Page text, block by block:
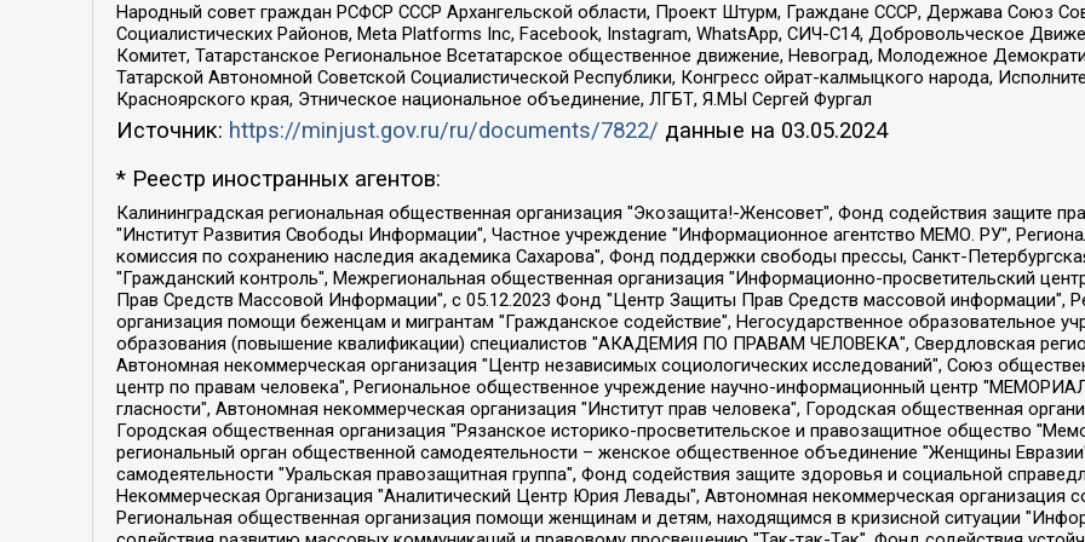
Народный совет граждан РСФСР СССР Архангельской области, Проект Штурм, Граждане СССР, Держава Союз
Социалистических Районов, Meta Platforms Inc, Facebook, Instagram, WhatsApp, СИЧ-С14, Добровольческое
Комитет, Татарстанское Региональное Всетатарское общественное движение, Невоград, Молодежное
Татарской Автономной Советской Социалистической Республики, Конгресс ойрат-калмыцкого народа,
Красноярского края, Этническое национальное объединение, ЛГБТ, Я.МЫ Сергей Фургал
Источник: https://minjust.gov.ru/ru/documents/7822/ данные на 03.05.2024
* Реестр иностранных агентов:
Калининградская региональная общественная организация "Экозащита!-Женсовет", Фонд содействия защите прав и свобод граждан "Общественный вердикт", Фонд "Институт Развития Свободы Информации", Частное учреждение "Информационное агентство МЕМО. РУ", Региональная общественная организация "Общественная комиссия по сохранению наследия академика Сахарова", Фонд поддержки свободы прессы, Санкт-Петербургская общественная правозащитная организация "Гражданский контроль", Межрегиональная общественная организация "Информационно-просветительский центр "Мемориал", Региональный Фонд "Центр Защиты Прав Средств Массовой Информации", с 05.12.2023 Фонд "Центр Защиты Прав Средств массовой информации", Региональная общественная благотворительная организация помощи беженцам и мигрантам "Гражданское содействие", Негосударственное образовательное учреждение дополнительного профессионального образования (повышение квалификации) специалистов "АКАДЕМИЯ ПО ПРАВАМ ЧЕЛОВЕКА", Свердловская региональная общественная организация "Сутяжник", Автономная некоммерческая организация "Центр независимых социологических исследований", Союз общественных объединений "Российский исследовательский центр по правам человека", Региональное общественное учреждение научно-информационный центр "МЕМОРИАЛ", Некоммерческая организация "Фонд защиты гласности", Автономная некоммерческая организация "Институт прав человека", Городская общественная организация "Екатеринбургское общество "МЕМОРИАЛ", Городская общественная организация "Рязанское историко-просветительское и правозащитное общество "Мемориал" (Рязанский Мемориал), Челябинский региональный орган общественной самодеятельности – женское общественное объединение "Женщины Евразии", Челябинский региональный орган общественной самодеятельности "Уральская правозащитная группа", Фонд содействия защите здоровья и социальной справедливости имени Андрея Рылькова, Автономная Некоммерческая Организация "Аналитический Центр Юрия Левады", Автономная некоммерческая организация социальной поддержки населения "Проект Апрель", Региональная общественная организация помощи женщинам и детям, находящимся в кризисной ситуации "Информационно-методический центр "Анна", Фонд содействия развитию массовых коммуникаций и правовому просвещению "Так-так-Так", Фонд содействия устойчивому развитию "Серебряная тайга", Свердловский региональный общественный фонд социальных проектов "Новое время", "Idel.Реалии", Кавказ.Реалии, Крым.Реалии, Телеканал Настоящее Время, Татаро-башкирская служба Радио Свобода (Azatliq Radiosi), Радио Свободная Европа/Радио Свобода (PCE/PC), "Сибирь.Реалии", "Фактограф", Благотворительный фонд помощи осужденным и их семьям, Автономная некоммерческая организация "Институт глобализации и социальных движений", Фонд "В защиту прав заключенных", Частное учреждение "Центр поддержки и содействия развитию средств массовой информации", Пензенский региональный общественный благотворительный фонд "Гражданский союз", "Север.Реалии", Некоммерческая организация Фонд "Правовая инициатива", Общество с ограниченной ответственностью "Радио Свободная Европа/Радио Свобода", Чешское информационное агентство "MEDIUM-ORIENT", Красноярская региональная общественная организация "Мы против СПИДа", Камалягин Денис Николаевич, Маркелов Сергей Евгеньевич, Пономарев Лев Александрович, Савицкая Людмила Алексеевна, Автономная некоммерческая организация "Центр по работе с проблемой насилия "НАСИЛИЮ.НЕТ", Межрегиональный профессиональный союз работников здравоохранения "Альянс врачей", Юридическое лицо, зарегистрированное в Латвийской Республике, SIA "Medusa Project" (регистрационный номер 40103797863, дата регистрации 10.06.2014), Некоммерческая организация "Фонд по борьбе с коррупцией", Автономная некоммерческая организация "Институт права и публичной политики", Баданин Роман Сергеевич, Гликин Максим Александрович, Железнова Мария Михайловна, Лукьянова Юлия Сергеевна, Маетная Елизавета Витальевна, Маняхин Петр Борисович, Чуракова Ольга Владимировна, Ярош Юлия Петровна, Юридическое лицо "The Insider SIA", зарегистрированное в Риге, Латвийская Республика (дата регистрации 26.06.2015), являющееся администратором доменного имени интернет-издания "The Insider SIA", https://theins.ru, Постернак Алексей Евгеньевич, Рубин Михаил Аркадьевич, Анин Роман Александрович, Юридическое лицо Istories fonds, зарегистрированное в Латвийской Республике (регистрационный номер 50008295751, дата регистрации 24.02.2020), Великовский Дмитрий Александрович, Долинина Ирина Николаевна, Мароховская Алеся Алексеевна, Шлейнов Роман Юрьевич, Шмагун Олеся Валентиновна, Общество с ограниченной ответственностью "Альтаир 2021", Общество с ограниченной ответственностью "Вега 2021", Общество с ограниченной ответственностью "Главный редактор 2021", Общество с ограниченной ответственностью "Ромашки монолит", Важенков Артем Валерьевич, Ивановская областная общественная организация "Центр гендерных исследований", Гурман Юрий Альбертович, Медиапроект "ОВД-Инфо", Егоров Владимир Владимирович, Жилинский Владимир Александрович, Общество с ограниченной ответственностью "ЗП", Иванова София Юрьевна, Карезина Инна Павловна, Кильтау Екатерина Викторовна, Петров Алексей Викторович, Пискунов Сергей Евгеньевич, Смирнов Сергей Сергеевич, Тихонов Михаил Сергеевич, Общество с ограниченной ответственностью "ЖУРНАЛИСТ-ИНОСТРАННЫЙ АГЕНТ", Арапова Галина Юрьевна, Вольтская Татьяна Анатольевна, Американская компания "Mason G.E.S. Anonymous Foundation" (США), являющаяся владельцем интернет-издания https://mnews.world/, Компания "Stichting Bellingcat", зарегистрированная в Нидерландах (дата регистрации 11.07.2018), Захаров Андрей Вячеславович, Клепиковская Екатерина Дмитриевна, Общество с ограниченной ответственностью "МЕМО", Перл Роман Александрович, Симонов Евгений Алексеевич, Соловьева Елена Анатольевна, Сотников Даниил Владимирович, Сурначева Елизавета Дмитриевна, Автономная некоммерческая организация по защите прав человека и информированию населения "Якутия – Наше Мнение", Общество с ограниченной ответственностью "Москоу диджитал медиа", с 26.01.2023 Общество с ограниченной ответственностью "Чайка Белые сады", Ветошкина Валерия Валерьевна, Заговора Максим Александрович, Межрегиональное общественное движение "Российская ЛГБТ - сеть", Оленичев Максим Владимирович, Павлов Иван Юрьевич, Скворцова Елена Сергеевна, Общество с ограниченной ответственностью "Как бы инагент", Кочетков Игорь Викторович, Общество с ограниченной ответственностью "Честные выборы", Еланчик Олег Александрович, Общество с ограниченной ответственностью "Нобелевский призыв", Гималова Регина Эмилевна, Григорьев Андрей Валерьевич, Григорьева Алина Александровна, Ассоциация по содействию защите прав призывников, альтернативнослужащих и военнослужащих "Правозащитная группа